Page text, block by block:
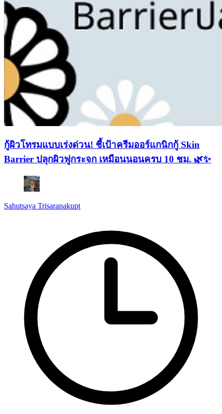
กู้ผิวโทรมแบบเร่งด่วน! ชี้เป้าครีมออร์แกนิกกู้ Skin
Barrier ปลุกผิวฟูกระจก เหมือนนอนครบ 10 ชม. 🌿✨
Sahutsaya Trisaranakupt